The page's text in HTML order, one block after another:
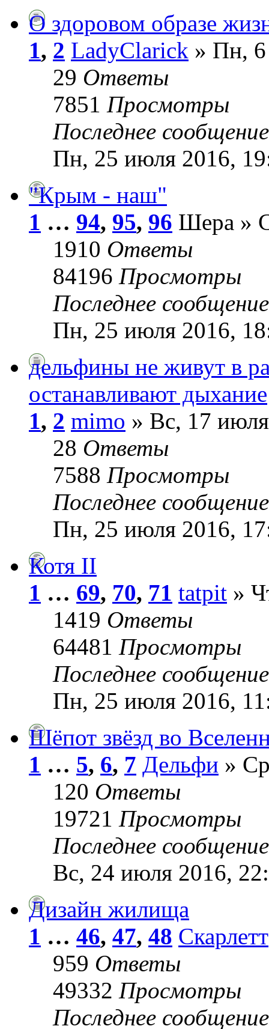
О здоровом образе
1, 2 LadyClarick » Пн,
29 Ответы
7851 Просмотры
Последнее
Пн, 25 июля 2016,
"Крым - наш"
1 … 94, 95, 96 Шера »
1910 Ответы
84196 Просмотры
Последнее
Пн, 25 июля 2016,
дельфины не живут в
останавливают дыхание
1, 2 mimo » Вс, 17
28 Ответы
7588 Просмотры
Последнее
Пн, 25 июля 2016,
Котя II
1 … 69, 70, 71 tatpit »
1419 Ответы
64481 Просмотры
Последнее
Пн, 25 июля 2016,
Шёпот звёзд во
1 … 5, 6, 7 Дельфи »
120 Ответы
19721 Просмотры
Последнее
Вс, 24 июля 2016,
Дизайн жилища
1 … 46, 47, 48 Скарлетт
959 Ответы
49332 Просмотры
Последнее